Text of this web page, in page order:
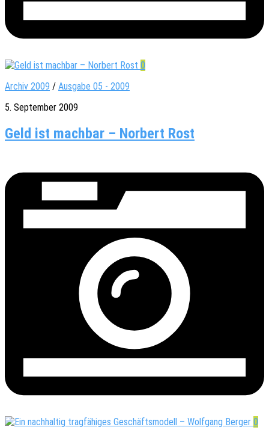
0
Archiv 2009 / Ausgabe 05 - 2009
5. September 2009
Geld ist machbar – Norbert Rost
0